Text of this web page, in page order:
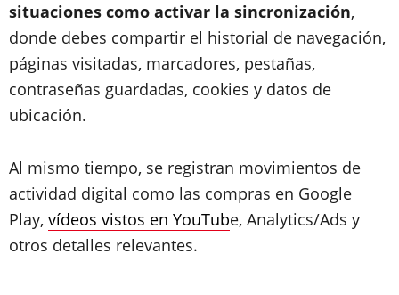
situaciones como activar la sincronización,
donde debes compartir el historial de navegación,
páginas visitadas, marcadores, pestañas,
contraseñas guardadas, cookies y datos de
ubicación.
Al mismo tiempo, se registran movimientos de
actividad digital como las compras en Google
Play, vídeos vistos en YouTube, Analytics/Ads y
otros detalles relevantes.